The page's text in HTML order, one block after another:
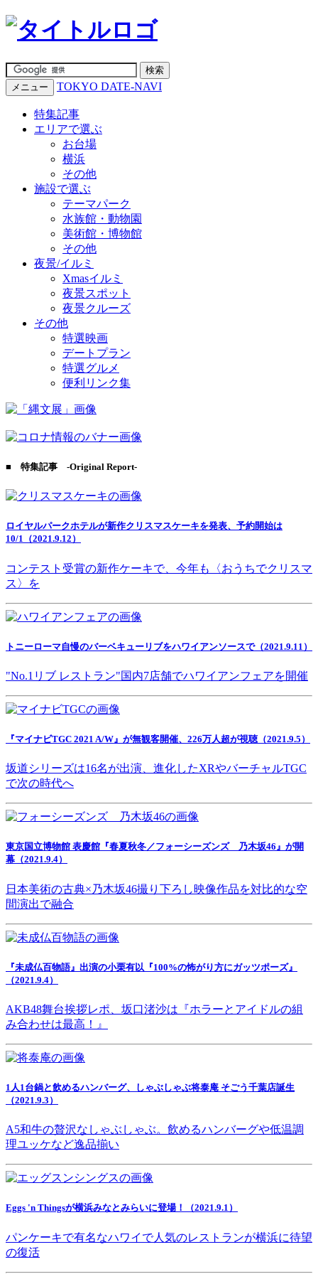
メニュー TOKYO DATE-NAVI
特集記事
エリアで選ぶ
お台場
横浜
その他
施設で選ぶ
テーマパーク
水族館・動物園
美術館・博物館
その他
夜景/イルミ
Xmasイルミ
夜景スポット
夜景クルーズ
その他
特選映画
デートプラン
特選グルメ
便利リンク集
■ 特集記事 -Original Report-
ロイヤルパークホテルが新作クリスマスケーキを発表、予約開始は
10/1（2021.9.12）
コンテスト受賞の新作ケーキで、今年も〈おうちでクリスマ
ス〉を
トニーローマ自慢のバーベキューリブをハワイアンソースで（2021.9.11）
"No.1リブ レストラン"国内7店舗でハワイアンフェアを開催
『マイナビTGC 2021 A/W』が無観客開催、226万人超が視聴（2021.9.5）
坂道シリーズは16名が出演、進化したXRやバーチャルTGC
で次の時代へ
東京国立博物館 表慶館『春夏秋冬／フォーシーズンズ 乃木坂46』が開
幕（2021.9.4）
日本美術の古典×乃木坂46撮り下ろし映像作品を対比的な空
間演出で融合
『未成仏百物語』出演の小栗有以『100%の怖がり方にガッツポーズ』
（2021.9.4）
AKB48舞台挨拶レポ、坂口渚沙は『ホラーとアイドルの組
み合わせは最高！』
1人1台鍋と飲めるハンバーグ、しゃぶしゃぶ将泰庵 そごう千葉店誕生
（2021.9.3）
A5和牛の贅沢なしゃぶしゃぶ。飲めるハンバーグや低温調
理ユッケなど逸品揃い
Eggs 'n Thingsが横浜みなとみらいに登場！（2021.9.1）
パンケーキで有名なハワイで人気のレストランが横浜に待望
の復活